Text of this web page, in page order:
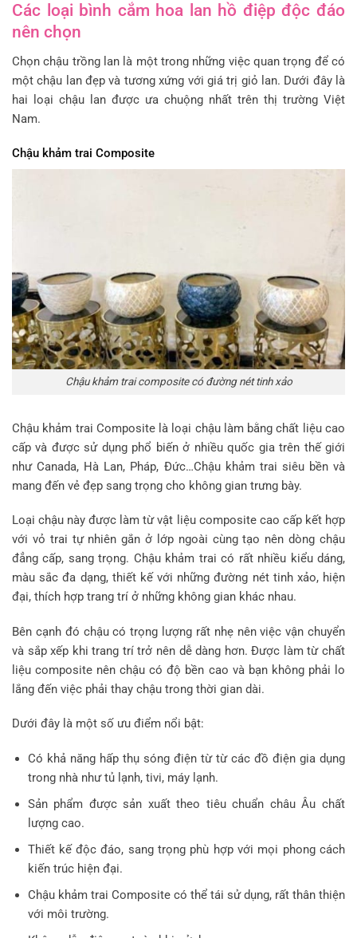
Các loại bình cắm hoa lan hồ điệp độc đáo
nên chọn
Chọn chậu trồng lan là một trong những việc quan trọng để có
một chậu lan đẹp và tương xứng với giá trị giỏ lan. Dưới đây là
hai loại chậu lan được ưa chuộng nhất trên thị trường Việt
Nam.
Chậu khảm trai Composite
Chậu khảm trai composite có đường nét tinh xảo
Chậu khảm trai Composite là loại chậu làm bằng chất liệu cao
cấp và được sử dụng phổ biến ở nhiều quốc gia trên thế giới
như Canada, Hà Lan, Pháp, Đức…Chậu khảm trai siêu bền và
mang đến vẻ đẹp sang trọng cho không gian trưng bày.
Loại chậu này được làm từ vật liệu composite cao cấp kết hợp
với vỏ trai tự nhiên gắn ở lớp ngoài cùng tạo nên dòng chậu
đẳng cấp, sang trọng. Chậu khảm trai có rất nhiều kiểu dáng,
màu sắc đa dạng, thiết kế với những đường nét tinh xảo, hiện
đại, thích hợp trang trí ở những không gian khác nhau.
Bên cạnh đó chậu có trọng lượng rất nhẹ nên việc vận chuyển
và sắp xếp khi trang trí trở nên dễ dàng hơn. Được làm từ chất
liệu composite nên chậu có độ bền cao và bạn không phải lo
lắng đến việc phải thay chậu trong thời gian dài.
Dưới đây là một số ưu điểm nổi bật:
Có khả năng hấp thụ sóng điện từ từ các đồ điện gia dụng
trong nhà như tủ lạnh, tivi, máy lạnh.
Sản phẩm được sản xuất theo tiêu chuẩn châu Âu chất
lượng cao.
Thiết kế độc đáo, sang trọng phù hợp với mọi phong cách
kiến trúc hiện đại.
Chậu khảm trai Composite có thể tái sử dụng, rất thân thiện
với môi trường.